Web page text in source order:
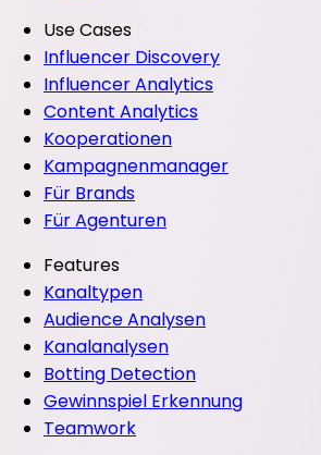
Use Cases
Influencer Discovery
Influencer Analytics
Content Analytics
Kooperationen
Kampagnenmanager
Für Brands
Für Agenturen
Features
Kanaltypen
Audience Analysen
Kanalanalysen
Botting Detection
Gewinnspiel Erkennung
Teamwork